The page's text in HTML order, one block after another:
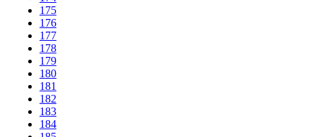
175
176
177
178
179
180
181
182
183
184